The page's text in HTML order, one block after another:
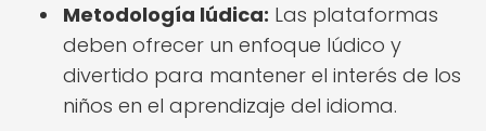
Metodología lúdica: Las plataformas
deben ofrecer un enfoque lúdico y
divertido para mantener el interés de los
niños en el aprendizaje del idioma.